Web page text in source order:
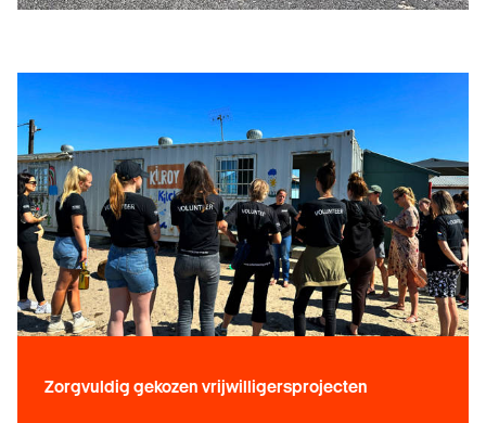
Zorgvuldig gekozen vrijwilligersprojecten